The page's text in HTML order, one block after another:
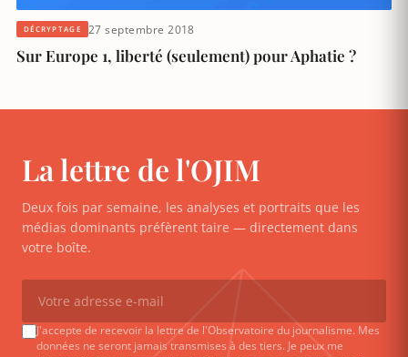
DÉCRYPTAGE 27 septembre 2018
Sur Europe 1, liberté (seulement) pour Aphatie ?
La lettre de l'OJIM
Deux fois par semaine, les analyses et portraits que les
médias dominants préfèrent taire — directement dans
votre boîte.
J'accepte de recevoir la lettre de l'Observatoire du journalisme. Mes
données ne seront jamais transmises à des tiers. Je peux me